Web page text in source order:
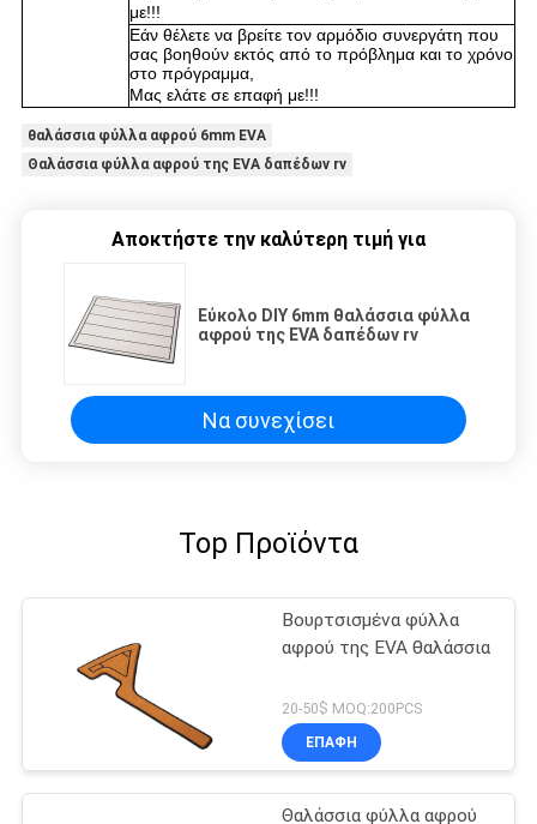
με!!!
Εάν θέλετε να βρείτε τον αρμόδιο συνεργάτη που
σας βοηθούν εκτός από το πρόβλημα και το χρόνο
στο πρόγραμμα,
Μας ελάτε σε επαφή με!!!
θαλάσσια φύλλα αφρού 6mm EVA
Θαλάσσια φύλλα αφρού της EVA δαπέδων rv
Αποκτήστε την καλύτερη τιμή για
Εύκολο DIY 6mm θαλάσσια φύλλα
αφρού της EVA δαπέδων rv
Να συνεχίσει
Top Προϊόντα
Βουρτσισμένα φύλλα
αφρού της EVA θαλάσσια
20-50$ MOQ:200PCS
ΕΠΑΦΉ
Θαλάσσια φύλλα αφρού